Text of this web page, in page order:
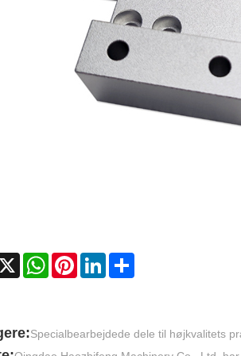
X WhatsAppPinterestLinkedInShare
Specialbearbejdede dele til højkvalitets